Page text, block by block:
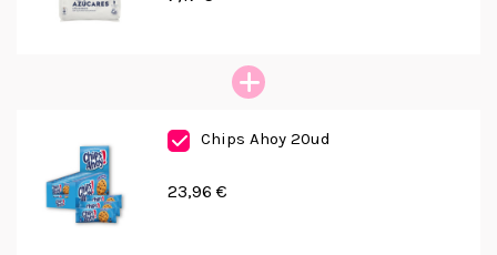
Chips Ahoy 20ud
23,96 €